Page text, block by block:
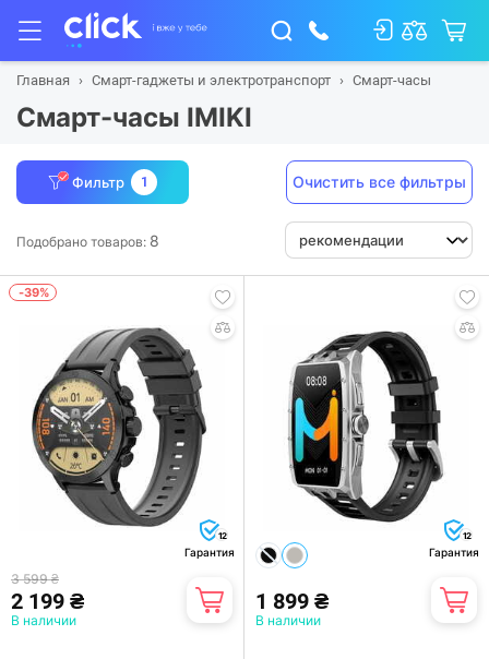
Главная Смарт-гаджеты и электротранспорт Смарт-часы
Смарт-часы IMIKI
Фильтр 1 Очистить все фильтры
Подобрано товаров: 8
-39%
12
Гарантия
3 599 ₴
2 199 ₴
В наличии
12
Гарантия
1 899 ₴
В наличии